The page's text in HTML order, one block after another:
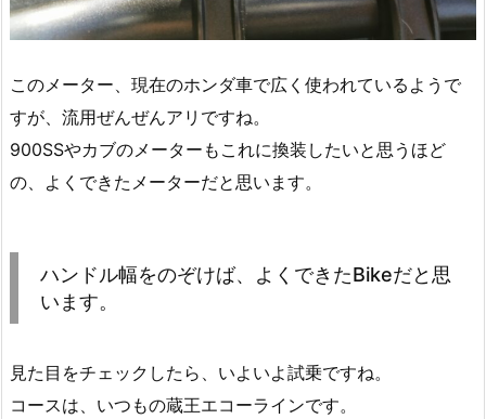
このメーター、現在のホンダ車で広く使われているようで
すが、流用ぜんぜんアリですね。
900SSやカブのメーターもこれに換装したいと思うほど
の、よくできたメーターだと思います。
ハンドル幅をのぞけば、よくできたBikeだと思
います。
見た目をチェックしたら、いよいよ試乗ですね。
コースは、いつもの蔵王エコーラインです。